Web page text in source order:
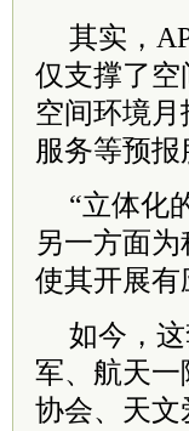
其实，
仅支撑了空
空间环境
服务等预报
“立体化
另一方面
使其开展有
如今，
军、航天一
协会、天文